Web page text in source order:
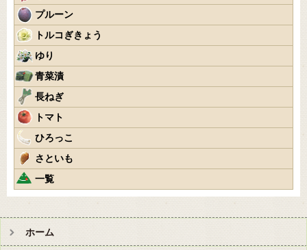
プルーン
トルコぎきょう
ゆり
青菜漬
長ねぎ
トマト
ひろっこ
さといも
一覧
ホーム